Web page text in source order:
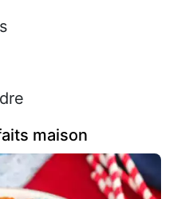
maison